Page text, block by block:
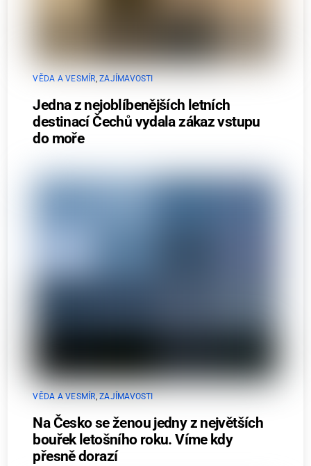
VĚDA A VESMÍR,ZAJÍMAVOSTI
Jedna z nejoblíbenějších letních
destinací Čechů vydala zákaz vstupu
do moře
VĚDA A VESMÍR,ZAJÍMAVOSTI
Na Česko se ženou jedny z největších
bouřek letošního roku. Víme kdy
přesně dorazí